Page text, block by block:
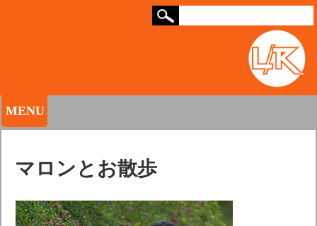
MENU
マロンとお散歩